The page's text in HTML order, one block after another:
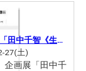
田中千智《生き
27(土)
企画展「田中千